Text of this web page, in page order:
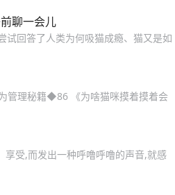
聊一会儿
试回答了人类为何吸猫成瘾、猫又是如
管理秘籍◆86 《为啥猫咪摸着摸着会
受,而发出一种呼噜呼噜的声音,就感